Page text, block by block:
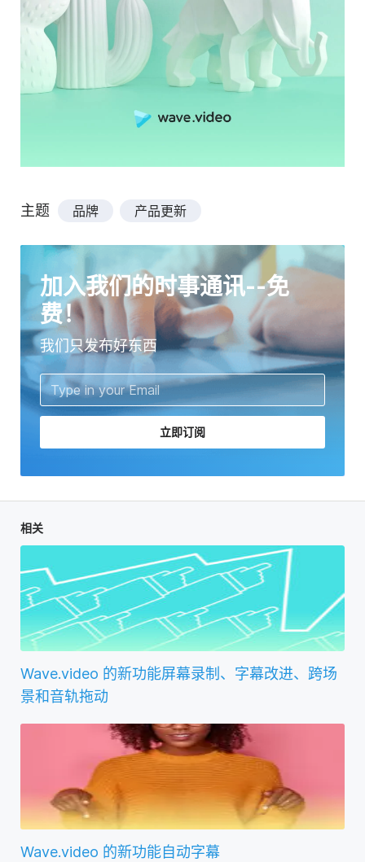
主题 品牌 产品更新
加入我们的时事通讯--免
费！
我们只发布好东西
立即订阅
相关
Wave.video 的新功能屏幕录制、字幕改进、跨场
景和音轨拖动
Wave.video 的新功能自动字幕